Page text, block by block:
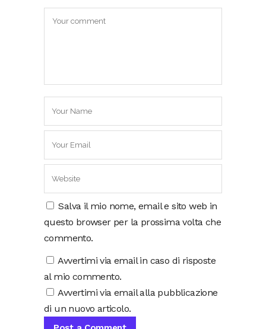
Salva il mio nome, email e sito web in
questo browser per la prossima volta che
commento.
Avvertimi via email in caso di risposte
al mio commento.
Avvertimi via email alla pubblicazione
di un nuovo articolo.